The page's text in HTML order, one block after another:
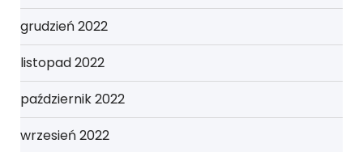
grudzień 2022
listopad 2022
październik 2022
wrzesień 2022